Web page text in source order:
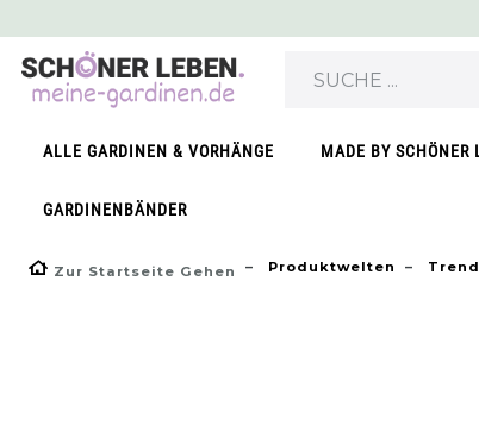
ALLE GARDINEN & VORHÄNGE MADE BY SCHÖNER
GARDINENBÄNDER
Zur Startseite Gehen Produktwelten